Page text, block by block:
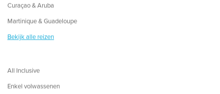
Curaçao & Aruba
Martinique & Guadeloupe
Bekijk alle reizen
All Inclusive
Enkel volwassenen